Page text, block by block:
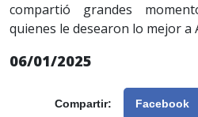
compartió grandes
quienes le desearon lo mejor a
06/01/2025
Compartir: Facebook